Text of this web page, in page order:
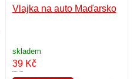
Vlajka na auto Maďarsko
skladem
39Kč